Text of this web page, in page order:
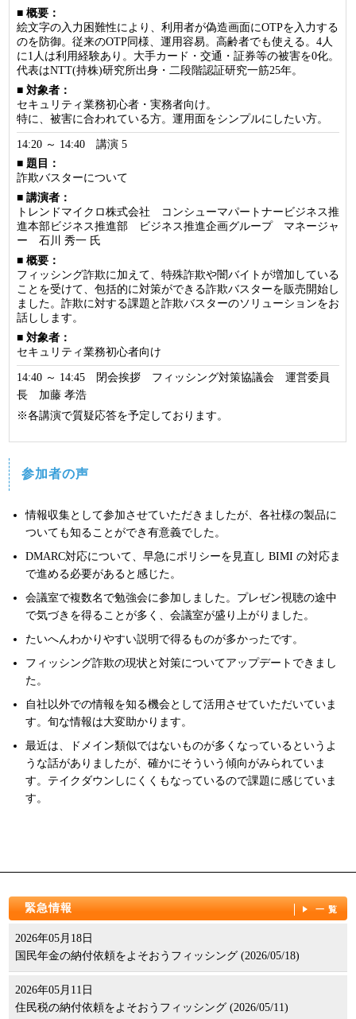
■ 概要：
絵文字の入力困難性により、利用者が偽造画面にOTPを入力する
のを防御。従来のOTP同様、運用容易。高齢者でも使える。4人
に1人は利用経験あり。大手カード・交通・証券等の被害を0化。
代表はNTT(持株)研究所出身・二段階認証研究一筋25年。
■ 対象者：
セキュリティ業務初心者・実務者向け。
特に、被害に合われている方。運用面をシンプルにしたい方。
14:20 ～ 14:40 講演 5
■ 題目：
詐欺バスターについて
■ 講演者：
トレンドマイクロ株式会社 コンシューマパートナービジネス推
進本部ビジネス推進部 ビジネス推進企画グループ マネージャ
ー 石川 秀一 氏
■ 概要：
フィッシング詐欺に加えて、特殊詐欺や闇バイトが増加している
ことを受けて、包括的に対策ができる詐欺バスターを販売開始し
ました。詐欺に対する課題と詐欺バスターのソリューションをお
話しします。
■ 対象者：
セキュリティ業務初心者向け
14:40 ～ 14:45 閉会挨拶 フィッシング対策協議会 運営委員
長 加藤 孝浩
※各講演で質疑応答を予定しております。
参加者の声
情報収集として参加させていただきましたが、各社様の製品に
ついても知ることができ有意義でした。
DMARC対応について、早急にポリシーを見直し BIMI の対応ま
で進める必要があると感じた。
会議室で複数名で勉強会に参加しました。プレゼン視聴の途中
で気づきを得ることが多く、会議室が盛り上がりました。
たいへんわかりやすい説明で得るものが多かったです。
フィッシング詐欺の現状と対策についてアップデートできまし
た。
自社以外での情報を知る機会として活用させていただいていま
す。旬な情報は大変助かります。
最近は、ドメイン類似ではないものが多くなっているというよ
うな話がありましたが、確かにそういう傾向がみられていま
す。テイクダウンしにくくもなっているので課題に感じていま
す。
緊急情報 一覧
2026年05月18日
国民年金の納付依頼をよそおうフィッシング (2026/05/18)
2026年05月11日
住民税の納付依頼をよそおうフィッシング (2026/05/11)